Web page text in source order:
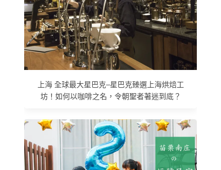
上海 全球最大星巴克–星巴克臻選上海烘焙工
坊！如何以咖啡之名，令朝聖者著迷到底？